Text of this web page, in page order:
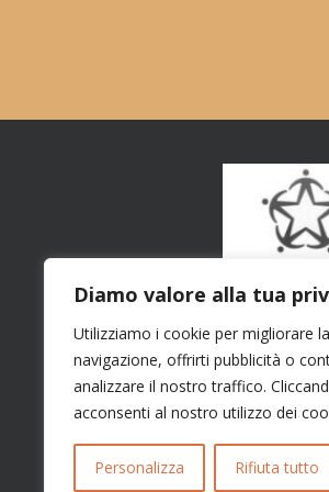
Diamo valore alla tua
Utilizziamo i cookie per migliorare
navigazione, offrirti pubblicità o
analizzare il nostro traffico.
acconsenti al nostro utilizzo dei
Personalizza Rifiuta tutto